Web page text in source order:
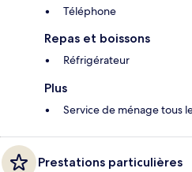
Téléphone
Repas et boissons
Réfrigérateur
Plus
Service de ménage tous
Prestations particulières